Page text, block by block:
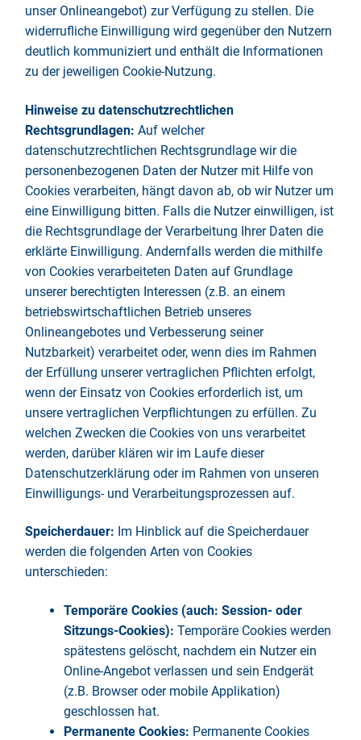
unser Onlineangebot) zur Verfügung zu stellen. Die
widerrufliche Einwilligung wird gegenüber den Nutzern
deutlich kommuniziert und enthält die Informationen
zu der jeweiligen Cookie-Nutzung.
Hinweise zu datenschutzrechtlichen
Rechtsgrundlagen: Auf welcher
datenschutzrechtlichen Rechtsgrundlage wir die
personenbezogenen Daten der Nutzer mit Hilfe von
Cookies verarbeiten, hängt davon ab, ob wir Nutzer um
eine Einwilligung bitten. Falls die Nutzer einwilligen, ist
die Rechtsgrundlage der Verarbeitung Ihrer Daten die
erklärte Einwilligung. Andernfalls werden die mithilfe
von Cookies verarbeiteten Daten auf Grundlage
unserer berechtigten Interessen (z.B. an einem
betriebswirtschaftlichen Betrieb unseres
Onlineangebotes und Verbesserung seiner
Nutzbarkeit) verarbeitet oder, wenn dies im Rahmen
der Erfüllung unserer vertraglichen Pflichten erfolgt,
wenn der Einsatz von Cookies erforderlich ist, um
unsere vertraglichen Verpflichtungen zu erfüllen. Zu
welchen Zwecken die Cookies von uns verarbeitet
werden, darüber klären wir im Laufe dieser
Datenschutzerklärung oder im Rahmen von unseren
Einwilligungs- und Verarbeitungsprozessen auf.
Speicherdauer: Im Hinblick auf die Speicherdauer
werden die folgenden Arten von Cookies
unterschieden:
Temporäre Cookies (auch: Session- oder
Sitzungs-Cookies): Temporäre Cookies werden
spätestens gelöscht, nachdem ein Nutzer ein
Online-Angebot verlassen und sein Endgerät
(z.B. Browser oder mobile Applikation)
geschlossen hat.
Permanente Cookies: Permanente Cookies